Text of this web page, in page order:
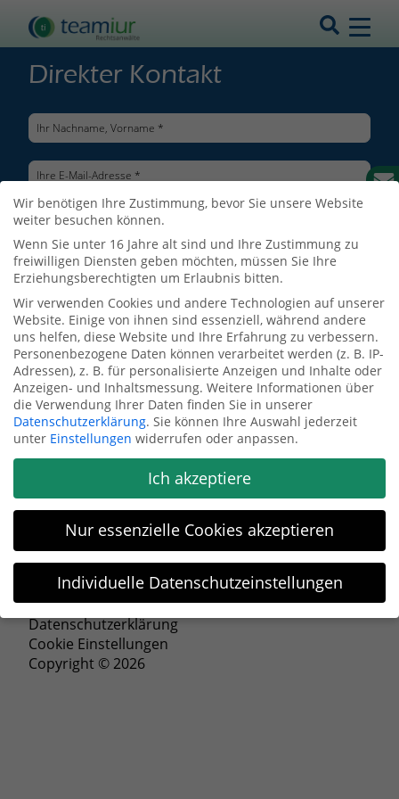
Direkter Kontakt
Ich bin mit der Verarbeitung meiner Daten entsprechend der
Datenschutzerklärungeinverstanden.
Anfrage senden
Impressum
Datenschutzerklärung
Cookie Einstellungen
Copyright © 2026
Wir benötigen Ihre Zustimmung, bevor Sie unsere Website
weiter besuchen können.
Wenn Sie unter 16 Jahre alt sind und Ihre Zustimmung zu
freiwilligen Diensten geben möchten, müssen Sie Ihre
Erziehungsberechtigten um Erlaubnis bitten.
Wir verwenden Cookies und andere Technologien auf unserer
Website. Einige von ihnen sind essenziell, während andere
uns helfen, diese Website und Ihre Erfahrung zu verbessern.
Personenbezogene Daten können verarbeitet werden (z. B. IP-
Adressen), z. B. für personalisierte Anzeigen und Inhalte oder
Anzeigen- und Inhaltsmessung. Weitere Informationen über
die Verwendung Ihrer Daten finden Sie in unserer
Datenschutzerklärung. Sie können Ihre Auswahl jederzeit
unter Einstellungen widerrufen oder anpassen.
Ich akzeptiere
Nur essenzielle Cookies akzeptieren
Individuelle Datenschutzeinstellungen
Datenschutzeinstellungen
Wenn Sie unter 16 Jahre alt sind und Ihre Zustimmung zu
freiwilligen Diensten geben möchten, müssen Sie Ihre